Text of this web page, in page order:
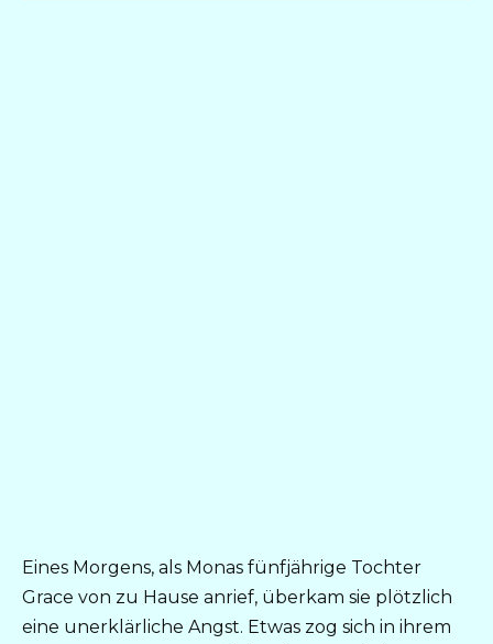
Eines Morgens, als Monas fünfjährige Tochter
Grace von zu Hause anrief, überkam sie plötzlich
eine unerklärliche Angst. Etwas zog sich in ihrem